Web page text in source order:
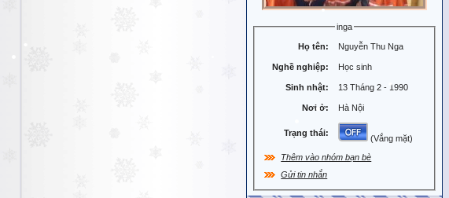
inga
Họ tên: Nguyễn Thu Nga
Nghề nghiệp: Học sinh
Sinh nhật: 13 Tháng 2 - 1990
Nơi ở: Hà Nội
Trạng thái:
(Vắng mặt)
Thêm vào nhóm bạn bè
Gửi tin nhắn